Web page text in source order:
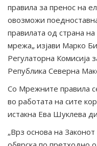
правила за пренос на
овозможи
правилата од страна
мрежа„ изјави Марко
Регулаторна Комисија
Република Северна
Со Мрежните правила
во работата на сите
истакна Ева Шуклева
„Врз основа на